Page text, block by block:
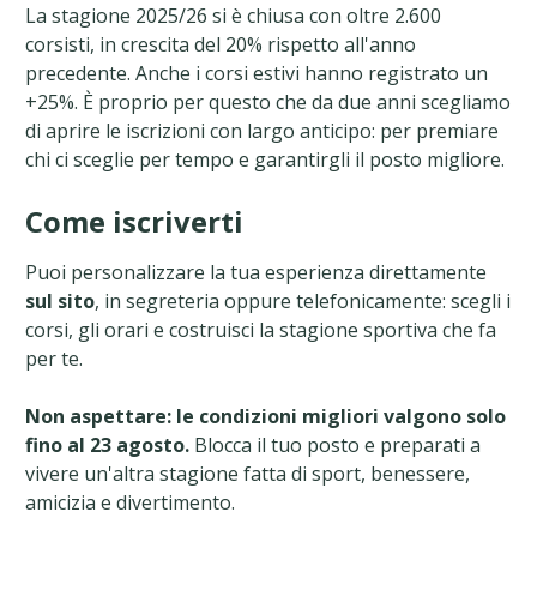
La stagione 2025/26 si è chiusa con oltre 2.600
corsisti, in crescita del 20% rispetto all'anno
precedente. Anche i corsi estivi hanno registrato un
+25%. È proprio per questo che da due anni scegliamo
di aprire le iscrizioni con largo anticipo: per premiare
chi ci sceglie per tempo e garantirgli il posto migliore.
Come iscriverti
Puoi personalizzare la tua esperienza direttamente
sul sito, in segreteria oppure telefonicamente: scegli i
corsi, gli orari e costruisci la stagione sportiva che fa
per te.
Non aspettare: le condizioni migliori valgono solo
fino al 23 agosto. Blocca il tuo posto e preparati a
vivere un'altra stagione fatta di sport, benessere,
amicizia e divertimento.